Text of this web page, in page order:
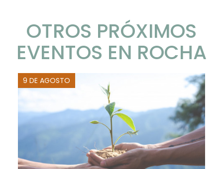
OTROS PRÓXIMOS
EVENTOS EN ROCHA
9 DE AGOSTO